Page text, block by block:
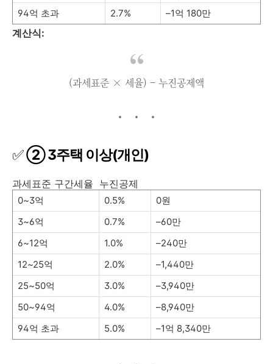
94억 초과
2.7% –1억 180만
계산식:
(과세표준 × 세율) – 누진공제액
✅② 3주택 이상(개인)
과세표준 구간세율 누진공제
0~3억 0.5%
0원
3~6억
0.7%
–60만
6~12억
1.0%
–240만
12~25억
2.0%
–1,440만
25~50억
3.0%
–3,940만
50~94억
4.0%
–8,940만
94억 초과
5.0% –1억 8,340만